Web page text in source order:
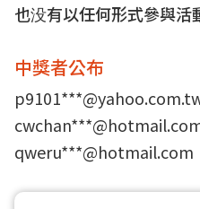
也没有以任何形式參與活
中獎者公布
qweru***@hotmail.com